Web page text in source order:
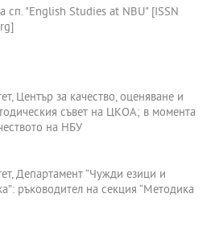
сп. "English Studies at NBU" [ISSN
Център за качество, оценяване и
съвет на ЦКОА; в момента
на НБУ
Департамент “Чужди езици и
ръководител на секция “Методика